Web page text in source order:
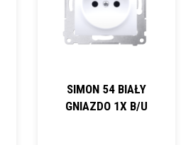
SIMON 54 BIAŁY
GNIAZDO 1X B/U